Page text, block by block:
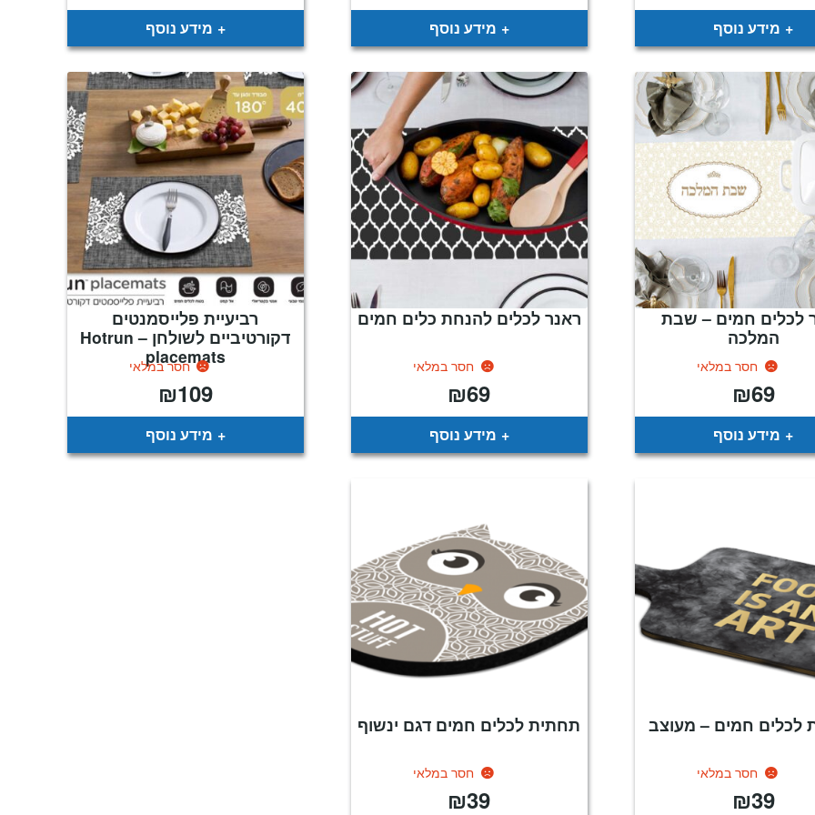
מידע נוסף מידע נוסף מידע נוסף
לכלים חמים – שבת
המלכה
חסר במלאי
₪69
מידע נוסף
ראנר לכלים להנחת כלים חמים
חסר במלאי
₪69
מידע נוסף
רביעיית פלייסמנטים
דקורטיביים לשולחן – Hotrun
placemats
חסר במלאי
₪109
מידע נוסף
לכלים חמים – מעוצב
חסר במלאי
₪39
תחתית לכלים חמים דגם ינשוף
חסר במלאי
₪39